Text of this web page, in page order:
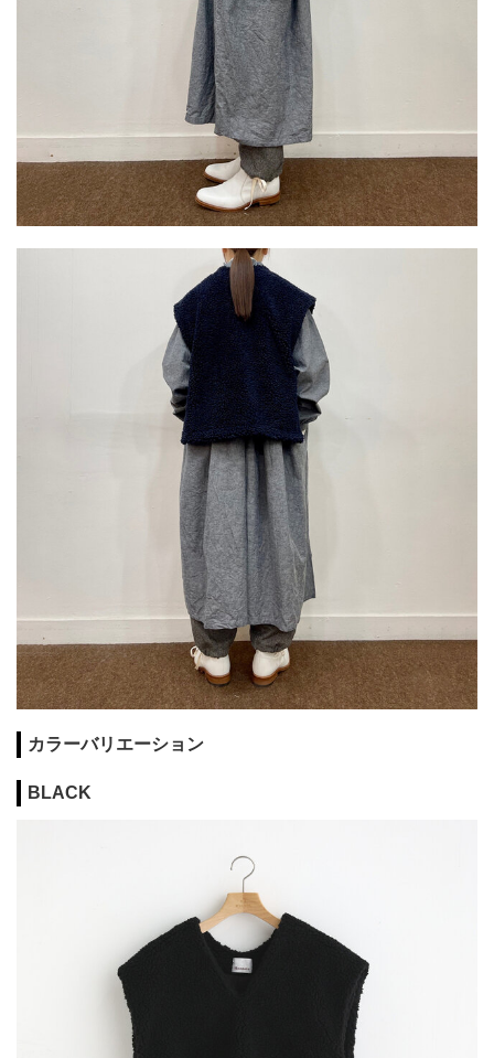
カラーバリエーション
BLACK